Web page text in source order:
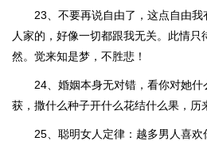
23、不要再说自由了，这点自由
人家的，好像一切都跟我无关。此情只
然。觉来知是梦，不胜悲！
24、婚姻本身无对错，看你对她
获，撒什么种子开什么花结什么果，历
25、聪明女人定律：越多男人喜